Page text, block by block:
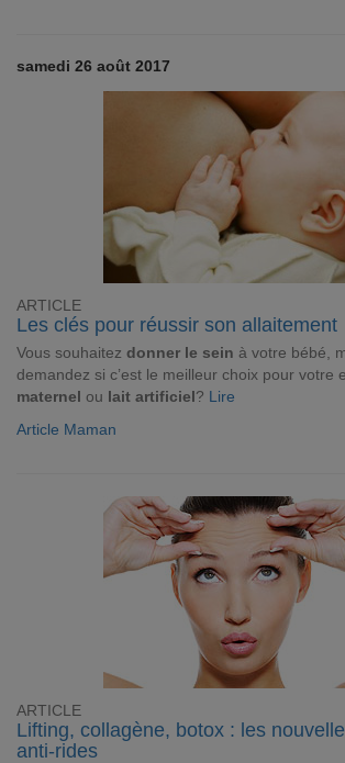
samedi 26 août 2017
ARTICLE
Les clés pour réussir son allaitement
Vous souhaitez donner le sein à votre bébé,
demandez si c’est le meilleur choix pour votre
maternel ou lait artificiel? Lire
Article Maman
ARTICLE
Lifting, collagène, botox : les
anti-rides